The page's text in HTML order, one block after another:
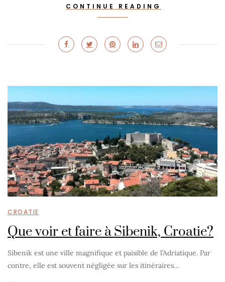
CONTINUE READING
CROATIE
Que voir et faire à Sibenik, Croatie?
Sibenik est une ville magnifique et paisible de l’Adriatique. Par
contre, elle est souvent négligée sur les itinéraires…